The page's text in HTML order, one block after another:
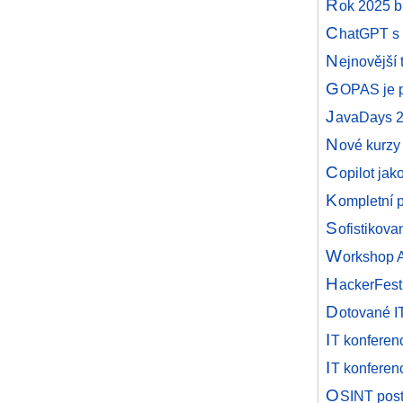
Rok 2025
ChatGPT
Nejnovější
GOPAS je
JavaDays
Nové
Copilot
Kompletní
S
Workshop
H
Dotované
IT
IT
OSINT